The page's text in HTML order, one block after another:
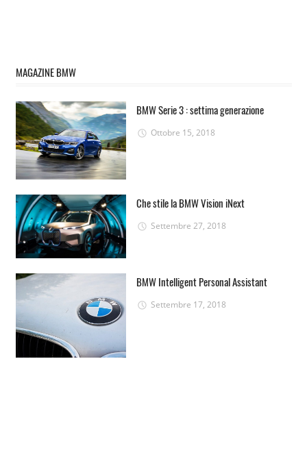
MAGAZINE BMW
BMW Serie 3 : settima generazione
Ottobre 15, 2018
Che stile la BMW Vision iNext
Settembre 27, 2018
BMW Intelligent Personal Assistant
Settembre 17, 2018